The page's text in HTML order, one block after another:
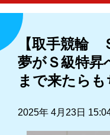
【取手競輪
夢がＳ級特昇
まで来たらも
2025年 4月23日